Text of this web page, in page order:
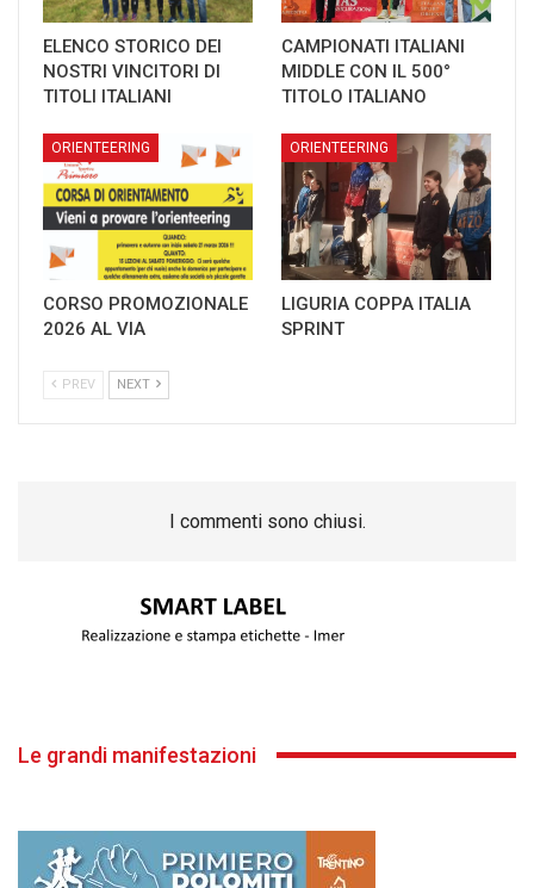
ELENCO STORICO DEI
NOSTRI VINCITORI DI
TITOLI ITALIANI
CAMPIONATI ITALIANI
MIDDLE CON IL 500°
TITOLO ITALIANO
ORIENTEERING
CORSO PROMOZIONALE
2026 AL VIA
ORIENTEERING
LIGURIA COPPA ITALIA
SPRINT
PREV NEXT
I commenti sono chiusi.
Le grandi manifestazioni